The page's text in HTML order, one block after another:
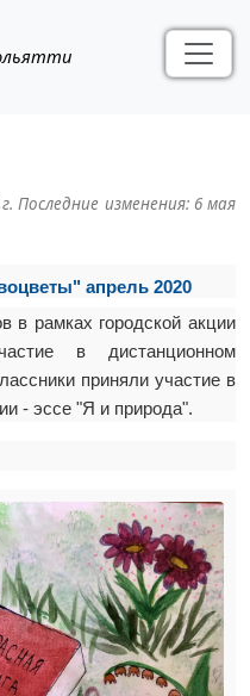
Последние изменения: 6 мая
апрель 2020
в рамках городской акции
в дистанционном
приняли участие в
- эссе "Я и природа".